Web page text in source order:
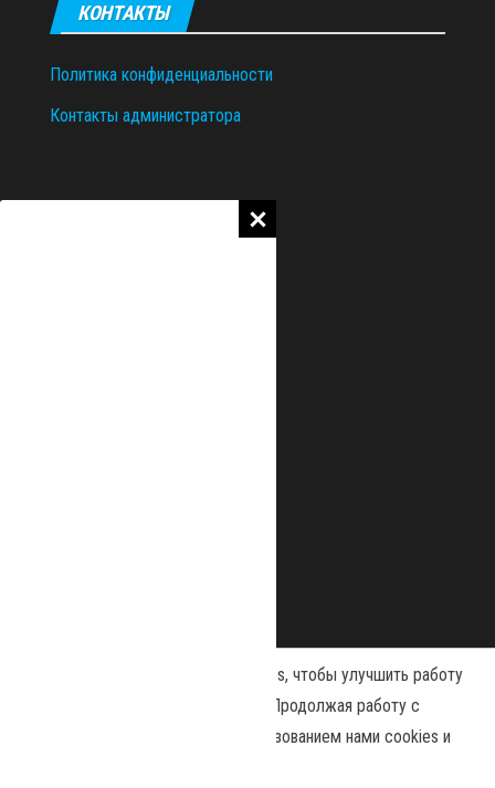
КОНТАКТЫ
Политика конфиденциальности
Контакты администратора
Наш сайт использует файлы cookies, чтобы улучшить работу
и повысить эффективность сайта. Продолжая работу с
сайтом, вы соглашаетесь с использованием нами cookies и